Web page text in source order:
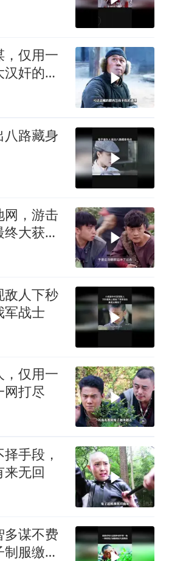
，仅用一
奸的配
八路藏身
网，游击
大获全
敌人下秒
军战士
，仅用一
网打尽
手段，
来无回
多谋不费
服缴获